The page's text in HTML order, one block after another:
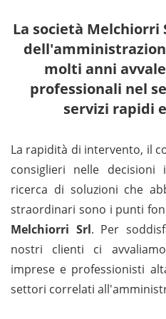
La società Melchiorri
molti anni
professionali nel
servizi rapidi
La rapidità di intervento, il
consiglieri nelle
ricerca di soluzioni che
straordinari sono i punti
Melchiorri Srl. Per
nostri clienti ci
imprese e professionisti
settori correlati